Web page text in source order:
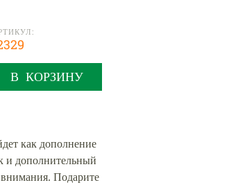
В КОРЗИНУ
как дополнение
и дополнительный
внимания. Подарите